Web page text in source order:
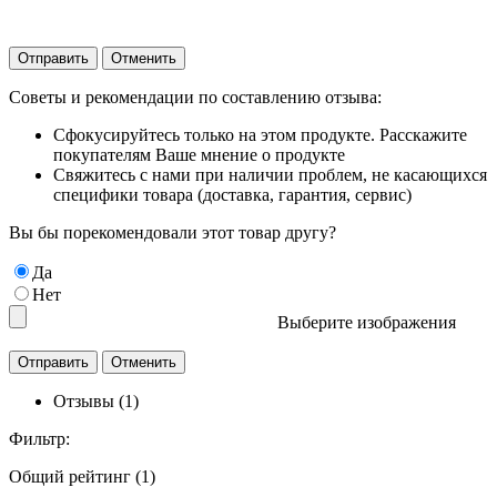
Отправить Отменить
Советы и рекомендации по составлению отзыва:
Сфокусируйтесь только на этом продукте. Расскажите
покупателям Ваше мнение о продукте
Свяжитесь с нами при наличии проблем, не касающихся
специфики товара (доставка, гарантия, сервис)
Вы бы порекомендовали этот товар другу?
Да
Нет
Выберите изображения
Отзывы (1)
Фильтр:
Общий рейтинг (1)